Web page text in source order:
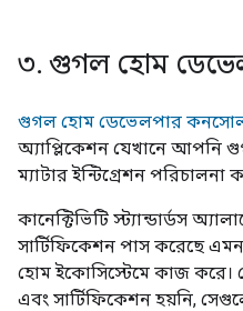
৩. গুগল হোম
গুগল হোম ডেভেলপার
অ্যাপ্লিকেশন যেখানে আপনি
ম্যাটার ইন্টিগ্রেশন পরিচালনা
কানেক্টিভিটি স্ট্যান্ডার্ডস
সার্টিফিকেশন পাস করেছে
হোম ইকোসিস্টেমে কাজ করে।
এবং সার্টিফিকেশন হয়নি,